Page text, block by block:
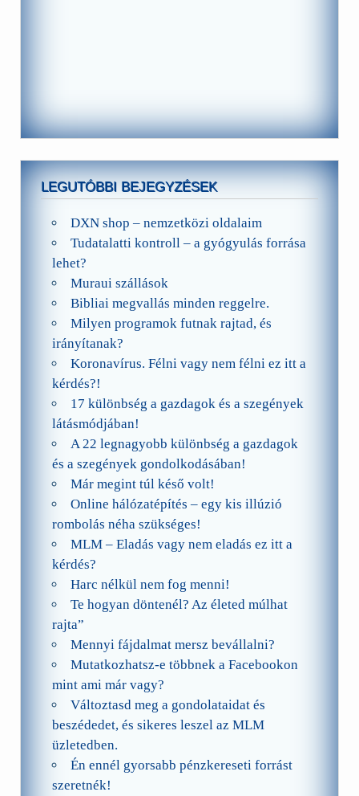
LEGUTÓBBI BEJEGYZÉSEK
DXN shop – nemzetközi oldalaim
Tudatalatti kontroll – a gyógyulás forrása
lehet?
Muraui szállások
Bibliai megvallás minden reggelre.
Milyen programok futnak rajtad, és
irányítanak?
Koronavírus. Félni vagy nem félni ez itt a
kérdés?!
17 különbség a gazdagok és a szegények
látásmódjában!
A 22 legnagyobb különbség a gazdagok
és a szegények gondolkodásában!
Már megint túl késő volt!
Online hálózatépítés – egy kis illúzió
rombolás néha szükséges!
MLM – Eladás vagy nem eladás ez itt a
kérdés?
Harc nélkül nem fog menni!
Te hogyan döntenél? Az életed múlhat
rajta”
Mennyi fájdalmat mersz bevállalni?
Mutatkozhatsz-e többnek a Facebookon
mint ami már vagy?
Változtasd meg a gondolataidat és
beszédedet, és sikeres leszel az MLM
üzletedben.
Én ennél gyorsabb pénzkereseti forrást
szeretnék!